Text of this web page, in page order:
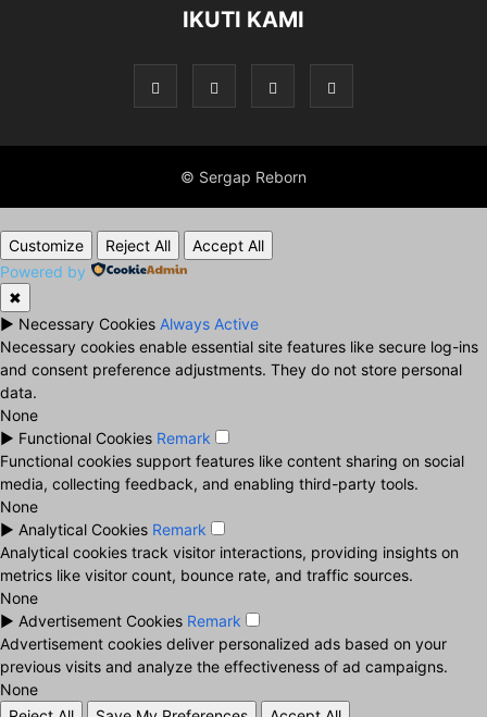
IKUTI KAMI
© Sergap Reborn
Customize Reject All
Accept All
Powered by
✖
► Necessary Cookies Always Active
Necessary cookies enable essential site features like secure log-ins
and consent preference adjustments. They do not store personal
data.
None
► Functional Cookies Remark
Functional cookies support features like content sharing on social
media, collecting feedback, and enabling third-party tools.
None
► Analytical Cookies Remark
Analytical cookies track visitor interactions, providing insights on
metrics like visitor count, bounce rate, and traffic sources.
None
► Advertisement Cookies Remark
Advertisement cookies deliver personalized ads based on your
previous visits and analyze the effectiveness of ad campaigns.
None